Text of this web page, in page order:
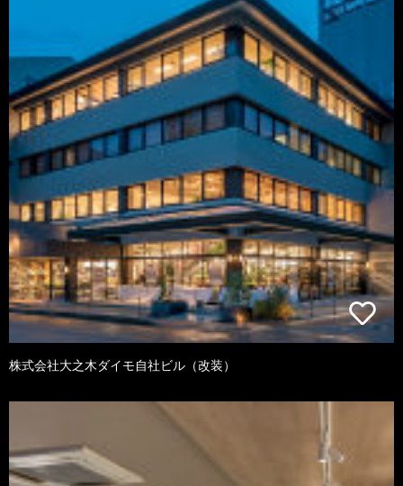
株式会社大之木ダイモ自社ビル（改装）